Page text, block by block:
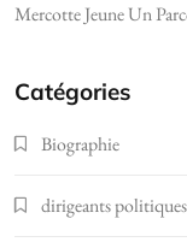
Mercotte Jeune Un
Catégories
Biographie
dirigeants politiques